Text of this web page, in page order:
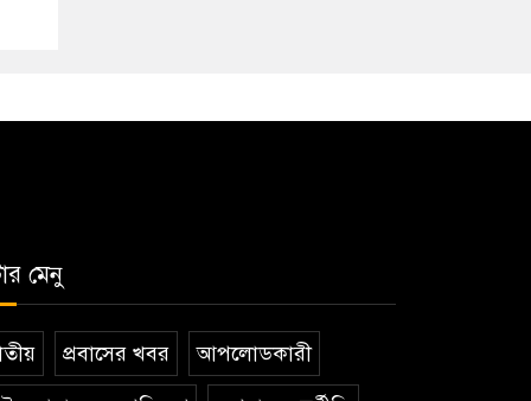
মেনু
প্রবাসের খবর আপলোডকারী